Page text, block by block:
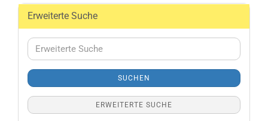
Erweiterte Suche
Erweiterte
Suche
SUCHEN
ERWEITERTE SUCHE